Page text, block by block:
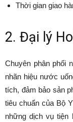
Thời gian giao
2. Đại lý
Chuyên phân phối
nhãn hiệu nước
tích, đảm bảo sản
tiêu chuẩn của Bộ
những dịch vụ tiện